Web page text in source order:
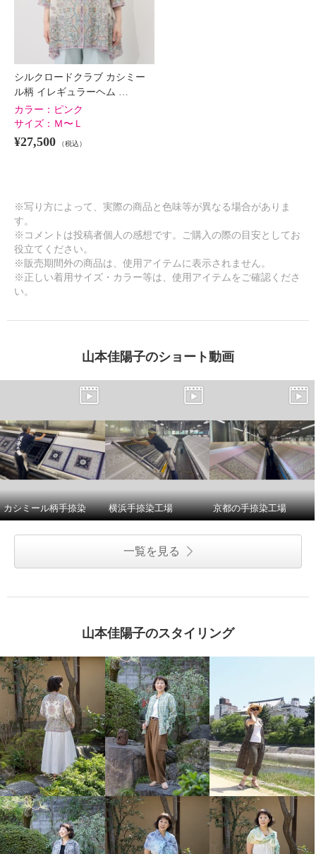
シルクロードクラブ カシミール
柄 イレギュラーヘム スタンドカ
ラー 七分袖チュニック
ピンク Ｍ〜Ｌ
¥0
シルクロードクラブ カシミー
ル柄 イレギュラーヘム …
カラー： ピンク
サイズ： Ｍ〜Ｌ
¥27,500 （税込）
※写り方によって、実際の商品と色味等が異なる場合がありま
す。
※コメントは投稿者個人の感想です。ご購入の際の目安としてお
役立てください。
※販売期間外の商品は、使用アイテムに表示されません。
※正しい着用サイズ・カラー等は、使用アイテムをご確認くださ
い。
山本佳陽子のショート動画
カシミール柄手捺染 横浜手捺染工場 京都の手捺染工場
一覧を見る
山本佳陽子のスタイリング